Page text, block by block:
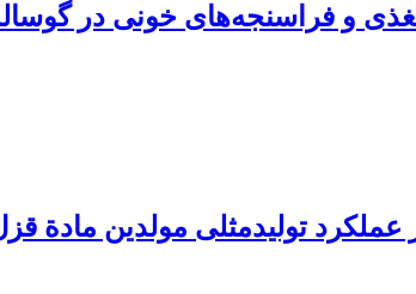
مغذی و فراسنجه‌های خونی در